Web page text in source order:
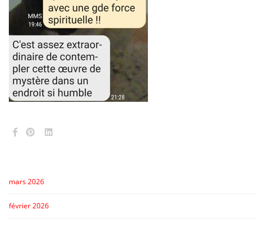
mars 2026
février 2026